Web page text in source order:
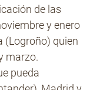
de las
y enero
(Logroño) quien
marzo.
pueda